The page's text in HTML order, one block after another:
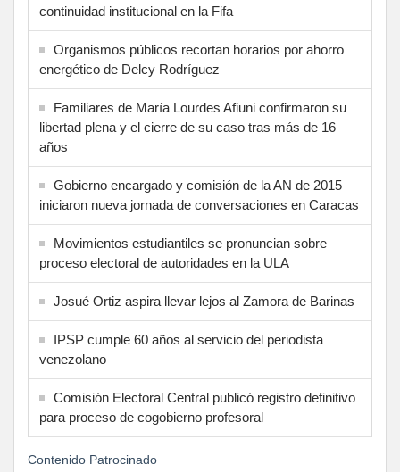
continuidad institucional en la Fifa
Organismos públicos recortan horarios por ahorro
energético de Delcy Rodríguez
Familiares de María Lourdes Afiuni confirmaron su
libertad plena y el cierre de su caso tras más de 16
años
Gobierno encargado y comisión de la AN de 2015
iniciaron nueva jornada de conversaciones en Caracas
Movimientos estudiantiles se pronuncian sobre
proceso electoral de autoridades en la ULA
Josué Ortiz aspira llevar lejos al Zamora de Barinas
IPSP cumple 60 años al servicio del periodista
venezolano
Comisión Electoral Central publicó registro definitivo
para proceso de cogobierno profesoral
Contenido Patrocinado